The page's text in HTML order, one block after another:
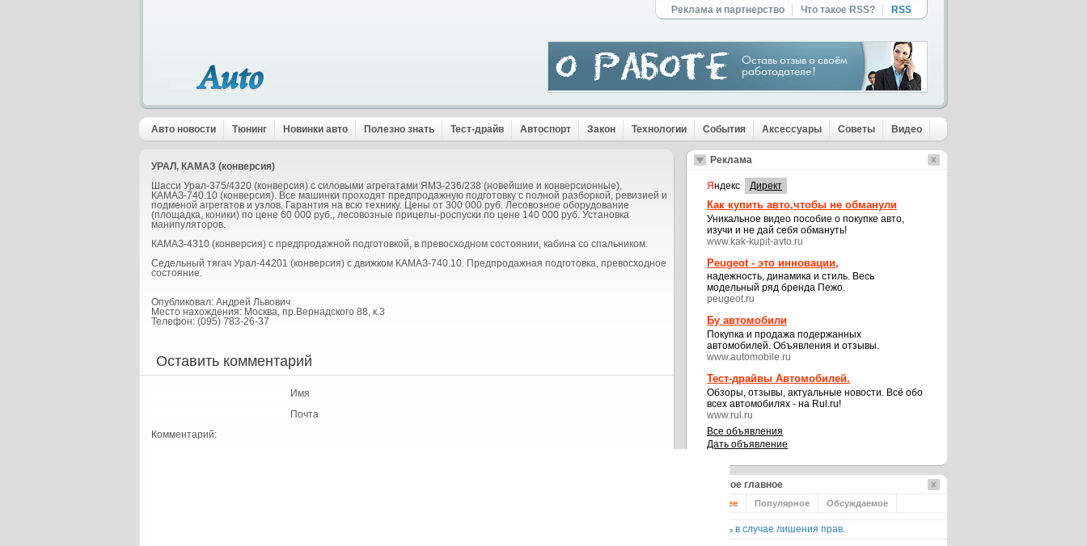
Реклама и партнерство Что такое RSS? RSS
Авто новости Тюнинг Новинки авто Полезно знать Тест-драйв Автоспорт Закон Технологии События Аксессуары Советы Видео
УРАЛ, КАМАЗ (конверсия)
Шасси Урал-375/4320 (конверсия) с силовыми агрегатами ЯМЗ-236/238 (новейшие и конверсионные),
КАМАЗ-740.10 (конверсия). Все машинки проходят предпродажную подготовку с полной разборкой, ревизией и
подменой агрегатов и узлов. Гарантия на всю технику. Цены от 300 000 руб. Лесовозное оборудование
(площадка, коники) по цене 60 000 руб., лесовозные прицепы-роспуски по цене 140 000 руб. Установка
манипуляторов.
КАМАЗ-4310 (конверсия) с предпродажной подготовкой, в превосходном состоянии, кабина со спальником.
Седельный тягач Урал-44201 (конверсия) с движком КАМАЗ-740.10. Предпродажная подготовка, превосходное
состояние.
Опубликовал: Андрей Львович
Место нахождения: Москва, пр.Вернадского 88, к.3
Телефон: (095) 783-26-37
Оставить комментарий
Имя
Почта
Комментарий:
Реклама
Яндекс Директ
Как купить авто,чтобы не обманули
Уникальное видео пособие о покупке авто,
изучи и не дай себя обмануть!
www.kak-kupit-avto.ru
Peugeot - это инновации,
надежность, динамика и стиль. Весь
модельный ряд бренда Пежо.
peugeot.ru
Бу автомобили
Покупка и продажа подержанных
автомобилей. Объявления и отзывы.
www.automobile.ru
Тест-драйвы Автомобилей.
Обзоры, отзывы, актуальные новости. Всё обо
всех автомобилях - на Rul.ru!
www.rul.ru
Все объявления
Дать объявление
Самое главное
Недавнее Популярное Обсуждаемое
Помощь в случае лишения прав.